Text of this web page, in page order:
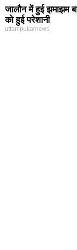
जालौन में हुई झमाझम
को हुई परेशानी
uttampukarnews